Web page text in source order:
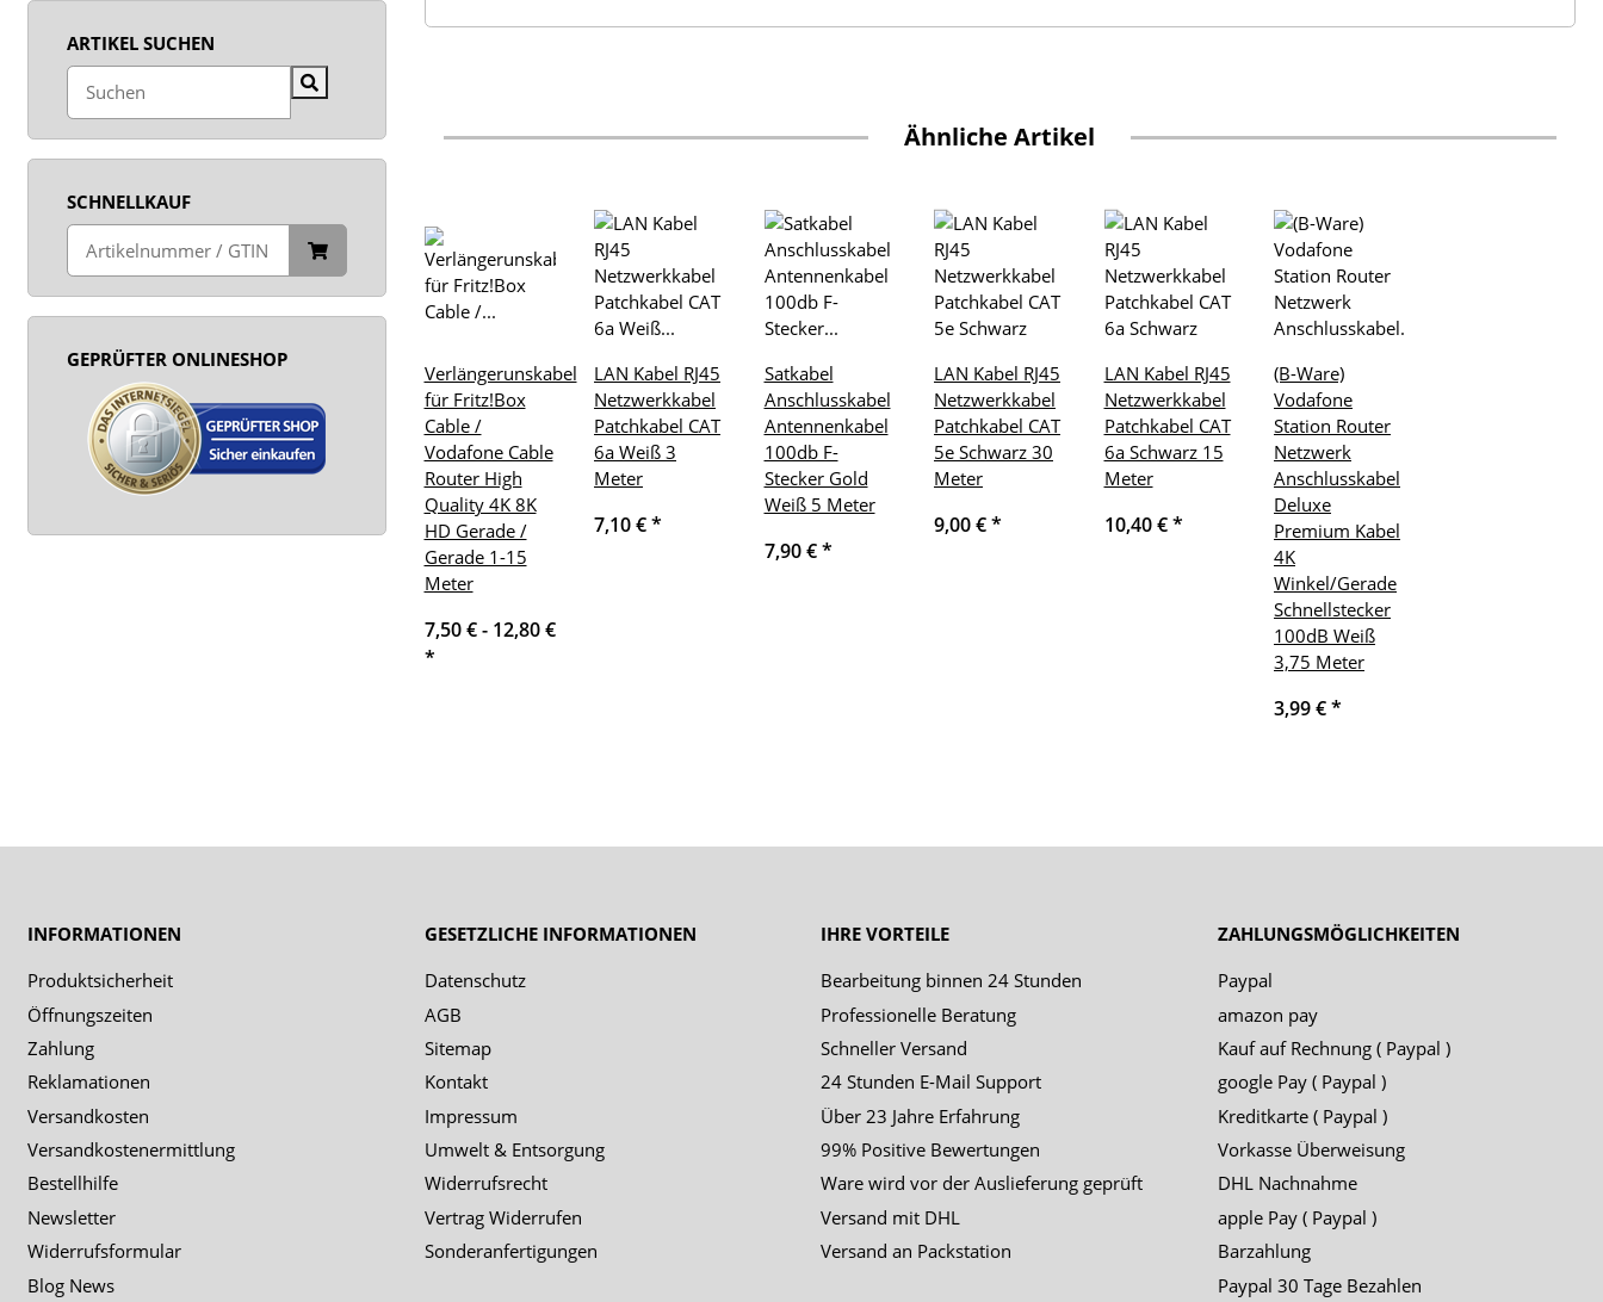
Ähnliche Artikel
Verlängerunskabel
für Fritz!Box
Cable /
Vodafone Cable
Router High
Quality 4K 8K
HD Gerade /
Gerade 1-15
Meter
7,50 € - 12,80 €
*
LAN Kabel RJ45
Netzwerkkabel
Patchkabel CAT
6a Weiß 3
Meter
7,10 €*
Satkabel
Anschlusskabel
Antennenkabel
100db F-
Stecker Gold
Weiß 5 Meter
7,90 €*
LAN Kabel RJ45
Netzwerkkabel
Patchkabel CAT
5e Schwarz 30
Meter
9,00 €*
LAN Kabel RJ45
Netzwerkkabel
Patchkabel CAT
6a Schwarz 15
Meter
10,40 €*
(B-Ware)
Vodafone
Station Router
Netzwerk
Anschlusskabel
Deluxe
Premium Kabel
4K
Winkel/Gerade
Schnellstecker
100dB Weiß
3,75 Meter
3,99 €*
ARTIKEL SUCHEN
SCHNELLKAUF
GEPRÜFTER ONLINESHOP
INFORMATIONEN
Produktsicherheit
Öffnungszeiten
Zahlung
Reklamationen
Versandkosten
Versandkostenermittlung
Bestellhilfe
Newsletter
Widerrufsformular
Blog News
GESETZLICHE INFORMATIONEN
Datenschutz
AGB
Sitemap
Kontakt
Impressum
Umwelt & Entsorgung
Widerrufsrecht
Vertrag Widerrufen
Sonderanfertigungen
IHRE VORTEILE
Bearbeitung binnen 24 Stunden
Professionelle Beratung
Schneller Versand
24 Stunden E-Mail Support
Über 23 Jahre Erfahrung
99% Positive Bewertungen
Ware wird vor der Auslieferung geprüft
Versand mit DHL
Versand an Packstation
ZAHLUNGSMÖGLICHKEITEN
Paypal
amazon pay
Kauf auf Rechnung ( Paypal )
google Pay ( Paypal )
Kreditkarte ( Paypal )
Vorkasse Überweisung
DHL Nachnahme
apple Pay ( Paypal )
Barzahlung
Paypal 30 Tage Bezahlen